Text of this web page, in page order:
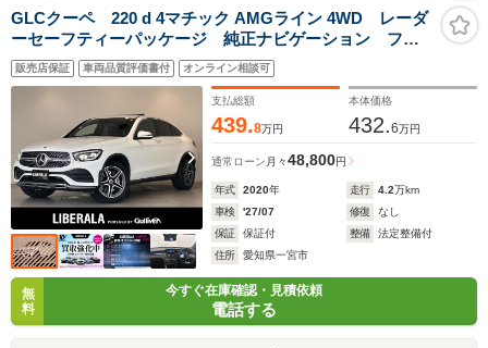
GLCクーペ 220 d 4マチック AMGライン 4WD レーダ
ーセーフティーパッケージ 純正ナビゲーション フル
セグTV 360°モニター サンルーフ ブラインドスポッ
トモニター LEDヘッドライト 全席シートヒーター
パワーバックドア ETC2.0
販売店保証 車両品質評価書付 オンライン相談可
支払総額
439.8万円
本体価格
432.6万円
通常ローン 月々48,800円
年式 2020年 走行 4.2万km
車検
'27/07 修復
なし
保証
保証付 整備
法定整備付
住所
愛知県一宮市
無
料
今すぐ在庫確認・見積依頼
電話する